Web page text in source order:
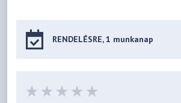
RENDELÉSRE, 1 munkanap